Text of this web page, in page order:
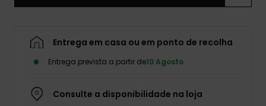
Entrega em casa ou em ponto de recolha
Entrega prevista a partir de10 Agosto
Consulte a disponibilidade na loja